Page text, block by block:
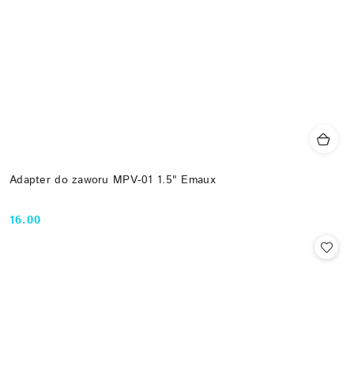
Adapter do zaworu MPV-01 1.5" Emaux
Cena:
16.00